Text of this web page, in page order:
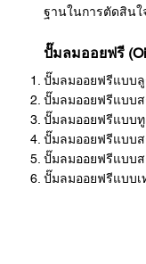
ฐานในการตัดสินใ
ปั๊มลมออยฟรี
ปั๊มลมออยฟรีแบบลู
ปั๊มลมออยฟรีแบบส
ปั๊มลมออยฟรีแบบทู
ปั๊มลมออยฟรีแบบส
ปั๊มลมออยฟรีแบบส
ปั๊มลมออยฟรีแบบเ